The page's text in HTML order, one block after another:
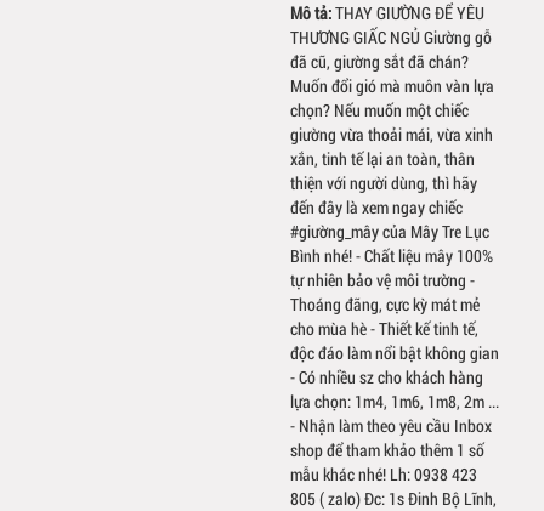
Mô tả:THAY GIƯỜNG ĐỂ YÊU
THƯƠNG GIẤC NGỦ Giường gỗ
đã cũ, giường sắt đã chán?
Muốn đổi gió mà muôn vàn lựa
chọn? Nếu muốn một chiếc
giường vừa thoải mái, vừa xinh
xắn, tinh tế lại an toàn, thân
thiện với người dùng, thì hãy
đến đây là xem ngay chiếc
#giường_mây của Mây Tre Lục
Bình nhé! - Chất liệu mây 100%
tự nhiên bảo vệ môi trường -
Thoáng đãng, cực kỳ mát mẻ
cho mùa hè - Thiết kế tinh tế,
độc đáo làm nổi bật không gian
- Có nhiều sz cho khách hàng
lựa chọn: 1m4, 1m6, 1m8, 2m ...
- Nhận làm theo yêu cầu Inbox
shop để tham khảo thêm 1 số
mẫu khác nhé! Lh: 0938 423
805 ( zalo) Đc: 1s Đinh Bộ Lĩnh,